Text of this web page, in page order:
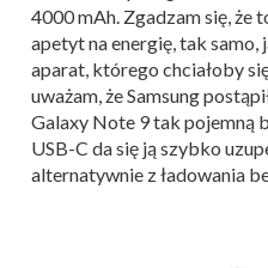
4000 mAh. Zgadzam się, że
apetyt na energię, tak
aparat, którego chciałoby
uważam, że Samsung
Galaxy Note 9 tak pojemną
USB-C da się ją szybko
alternatywnie z ładowania